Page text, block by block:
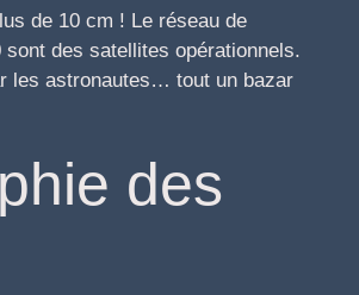
de 10 cm ! Le réseau de
des satellites opérationnels.
les astronautes… tout un bazar
des